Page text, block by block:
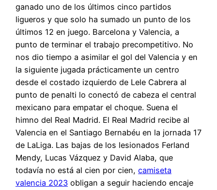
ganado uno de los últimos cinco partidos
ligueros y que solo ha sumado un punto de los
últimos 12 en juego. Barcelona y Valencia, a
punto de terminar el trabajo precompetitivo. No
nos dio tiempo a asimilar el gol del Valencia y en
la siguiente jugada prácticamente un centro
desde el costado izquierdo de Lele Cabrera al
punto de penalti lo conectó de cabeza el central
mexicano para empatar el choque. Suena el
himno del Real Madrid. El Real Madrid recibe al
Valencia en el Santiago Bernabéu en la jornada 17
de LaLiga. Las bajas de los lesionados Ferland
Mendy, Lucas Vázquez y David Alaba, que
todavía no está al cien por cien, camiseta
valencia 2023 obligan a seguir haciendo encaje